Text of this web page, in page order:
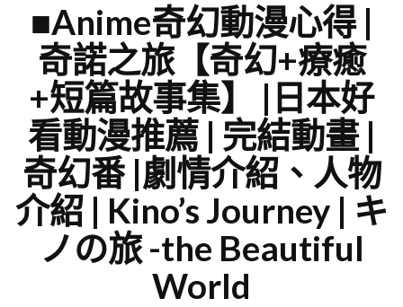
■Anime奇幻動漫心得 |
奇諾之旅【奇幻+療癒
+短篇故事集】 |日本好
看動漫推薦 | 完結動畫 |
奇幻番 |劇情介紹、人物
介紹 | Kino’s Journey | キ
ノの旅 -the Beautiful
World